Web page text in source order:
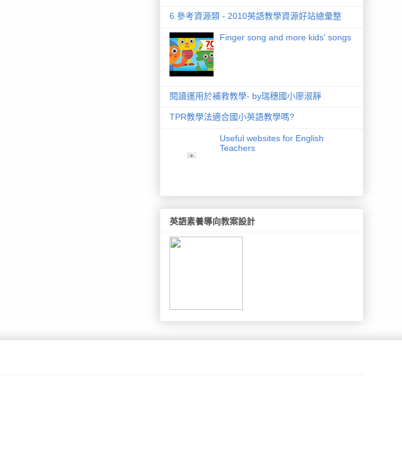
6.參考資源類 - 2010英語教學資源好站總彙整
Finger song and more kids' songs
閱讀運用於補救教學- by瑞穗國小廖淑靜
TPR教學法適合國小英語教學嗎?
Useful websites for English
Teachers
英語素養導向教案設計